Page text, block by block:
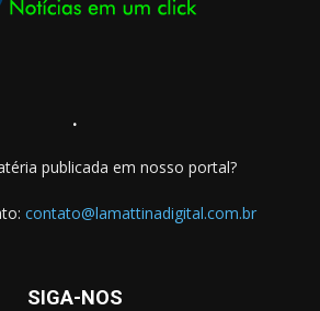
.
publicada em nosso portal?
contato@lamattinadigital.com.br
SIGA-NOS